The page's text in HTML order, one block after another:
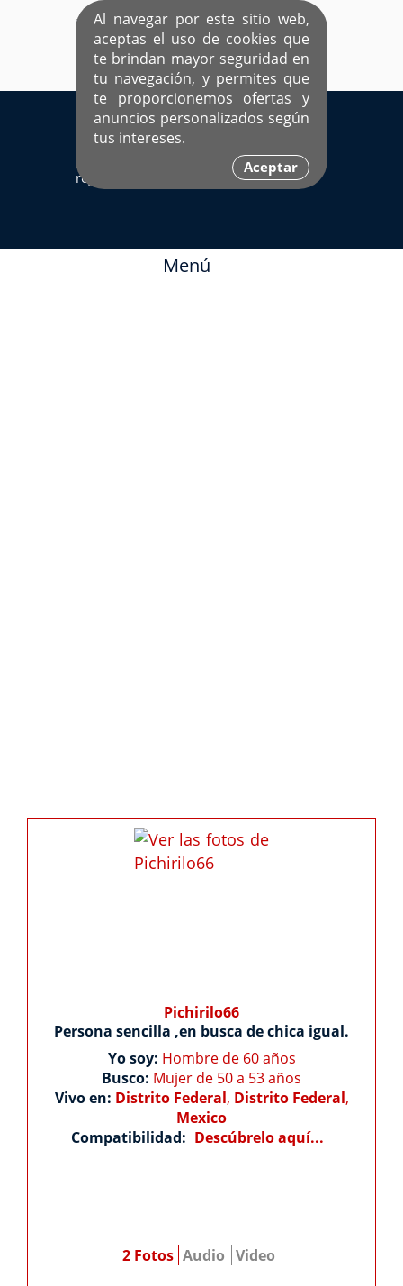
Al navegar por este sitio web,
aceptas el uso de cookies que
te brindan mayor seguridad en
tu navegación, y permites que
te proporcionemos ofertas y
anuncios personalizados según
tus intereses.
Aceptar
EL ÚNICO SITIO DEDICADO A SOLTEROS
HISPANOS COMO TÚ
Ingresa aquí
Sí ya estás
registrado
Menú
Pichirilo66
Persona sencilla ,en busca de chica igual.
Yo soy: Hombre de 60 años
Busco: Mujer de 50 a 53 años
Vivo en: Distrito Federal, Distrito Federal,
Mexico
Compatibilidad: Descúbrelo aquí...
2 Fotos Audio Video